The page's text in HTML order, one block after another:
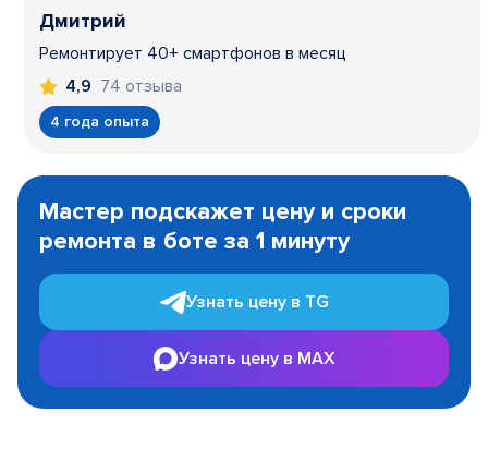
Дмитрий
Ремонтирует 40+ смартфонов в месяц
4,9 74 отзыва
4 года опыта
1
Мастер подскажет цену и сроки
ремонта в боте за 1 минуту
Узнать цену в TG
Узнать цену в MAX